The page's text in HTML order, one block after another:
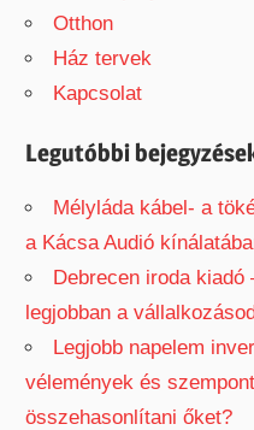
r
Otthon
Ház tervek
Kapcsolat
Legutóbbi
Mélyláda kábel- a
a Kácsa Audió
Debrecen iroda
legjobban a
Legjobb napelem
vélemények és
összehasonlítani őket?